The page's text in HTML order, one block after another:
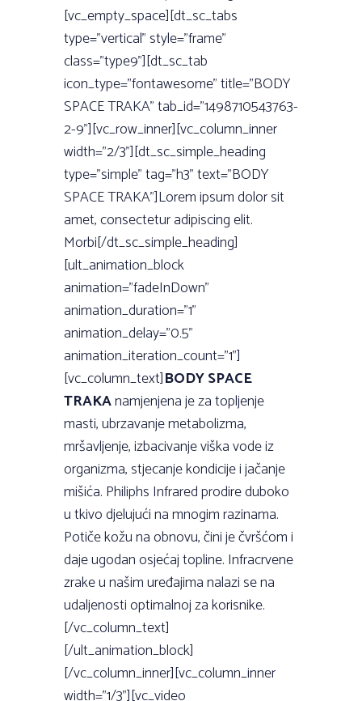
[vc_empty_space][dt_sc_tabs
type=”vertical” style=”frame”
class=”type9”][dt_sc_tab
icon_type=”fontawesome” title=”BODY
SPACE TRAKA” tab_id=”1498710543763-
2-9”][vc_row_inner][vc_column_inner
width=”2/3”][dt_sc_simple_heading
type=”simple” tag=”h3” text=”BODY
SPACE TRAKA”]Lorem ipsum dolor sit
amet, consectetur adipiscing elit.
Morbi[/dt_sc_simple_heading]
[ult_animation_block
animation=”fadeInDown”
animation_duration=”1”
animation_delay=”0.5”
animation_iteration_count=”1”]
[vc_column_text]BODY SPACE
TRAKAnamjenjena je za topljenje
masti, ubrzavanje metabolizma,
mršavljenje, izbacivanje viška vode iz
organizma, stjecanje kondicije i jačanje
mišića. Philiphs Infrared prodire duboko
u tkivo djelujući na mnogim razinama.
Potiče kožu na obnovu, čini je čvršćom i
daje ugodan osjećaj topline. Infracrvene
zrake u našim uređajima nalazi se na
udaljenosti optimalnoj za korisnike.
[/vc_column_text]
[/ult_animation_block]
[/vc_column_inner][vc_column_inner
width=”1/3”][vc_video